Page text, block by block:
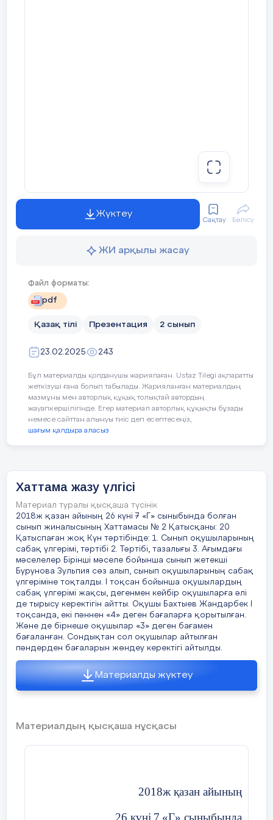
Серікқалиұлы Ілияс орындауында «Қазағымның
(Ән орындалады)
1.Ұлттық дәстүрлердің қысқаша тарихы-
Ұлттық дәстүрлер – халқымыздың ғасырлар бойы
қалыптасқан салт-санасы, әдет-ғұрпы, тәрбие мен
мәдениетінің негізі. Ол ұрпақтан ұрпаққа жалғасып,
халықтың рухани байлығын сақтап келеді.
пен мәдениетті үйренеді. Сонымен қатар бүгінгі таңда
дәстүрлер жаңаша түрде дамып, мерекелерде, отбасылық
салттарда, мектептегі тәрбиелік іс-шараларда кеңінен
қолданылып жүр
2.Ежелгі дәуір:Серікхалиұлы Ілияс
Ежелгі дәуірде қазақ халқының ата-бабалары табиғатпен
етене өмір сүріп, көшпелі тұрмыс кешкен. Сол кезеңде
дәстүрлер адамдарды бірлікке, тәртіпке, сыйластыққа
тәрбиелейтін маңызды құрал болған.
• Қонақжайлық – келген адамды төрге шығарып, дәм
ұсыну.
салу, тұсау кесу сияқты салттардың бастамасы.
• Малға, табиғатқа құрмет – көшіп-қону кезінде жерді
Жүктеу
Сақтау Бөлісу
ЖИ арқылы жасау
Файл форматы:
pdf
Қазақ тілі Презентация 2 сынып
23.02.2025 243
Бұл материалды қолданушы жариялаған. Ustaz Tilegi ақпаратты
жеткізуші ғана болып табылады. Жарияланған материалдың
мазмұны мен авторлық құқық толықтай автордың
жауапкершілігінде. Егер материал авторлық құқықты бұзады
немесе сайттан алынуы тиіс деп есептесеңіз,
шағым қалдыра аласыз
Хаттама жазу үлгісі
Материал туралы қысқаша түсінік
2018ж қазан айының 26 күні 7 «Г» сыныбында болған
сынып жиналысының Хаттамасы № 2 Қатысқаны: 20
Қатыспаған жоқ Күн тәртібінде: 1. Сынып оқушыларының
сабақ үлгерімі, тәртібі 2. Тәртібі, тазалығы 3. Ағымдағы
мәселелер Бірінші мәселе бойынша сынып жетекші
Бурунова Зульпия сөз алып, сынып оқушыларының сабақ
үлгеріміне тоқталды. І тоқсан бойынша оқушылардың
сабақ үлгерімі жақсы, дегенмен кейбір оқушыларға әлі
де тырысу керектігін айтты. Оқушы Бахтыев Жандарбек І
тоқсанда, екі пәннен «4» деген бағаларға қорытылған.
Және де бірнеше оқушылар «3» деген бағамен
бағаланған. Сондықтан сол оқушылар айтылған
пәндерден бағаларын жөндеу керектігі айтылды.
Материалды жүктеу
Материалдың қысқаша нұсқасы
2018ж қазан айының
26 күні 7 «Г» сыныбында